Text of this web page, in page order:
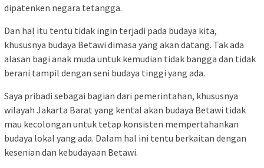
dipatenken negara tetangga.
Dan hal itu tentu tidak ingin terjadi pada budaya kita,
khususnya budaya Betawi dimasa yang akan datang. Tak ada
alasan bagi anak muda untuk kemudian tidak bangga dan tidak
berani tampil dengan seni budaya tinggi yang ada.
Saya pribadi sebagai bagian dari pemerintahan, khususnya
wilayah Jakarta Barat yang kental akan budaya Betawi tidak
mau kecolongan untuk tetap konsisten mempertahankan
budaya lokal yang ada. Dalam hal ini tentu berkaitan dengan
kesenian dan kebudayaan Betawi.